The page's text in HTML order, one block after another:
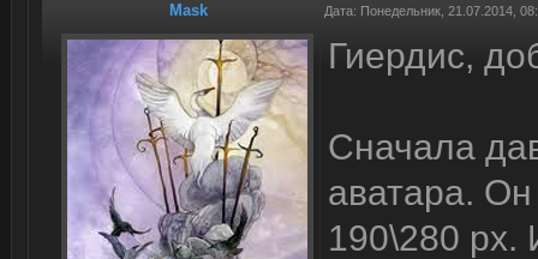
Mask Дата: Понедельник, 21.07.2014,
Гиердис,
Сначала
аватара.
190\280 px.